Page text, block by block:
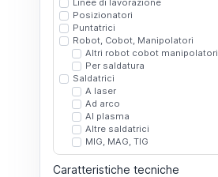
Linee di lavorazione
Posizionatori
Puntatrici
Robot, Cobot, Manipolatori
Altri robot cobot manipolatori
Per saldatura
Saldatrici
A laser
Ad arco
Al plasma
Altre saldatrici
MIG, MAG, TIG
Caratteristiche tecniche